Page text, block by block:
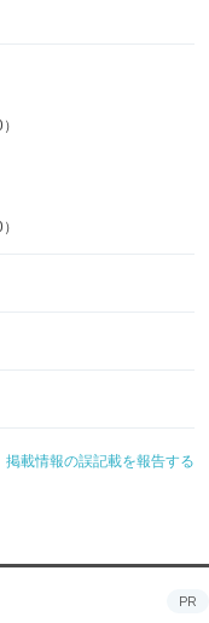
掲載情報の誤記載を報告する
PR